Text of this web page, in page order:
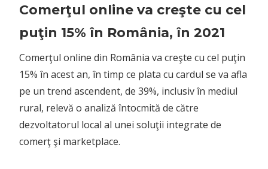
Comerţul online va creşte cu cel
puţin 15% în România, în 2021
Comerţul online din România va creşte cu cel puţin
15% în acest an, în timp ce plata cu cardul se va afla
pe un trend ascendent, de 39%, inclusiv în mediul
rural, relevă o analiză întocmită de către
dezvoltatorul local al unei soluţii integrate de
comerţ şi marketplace.